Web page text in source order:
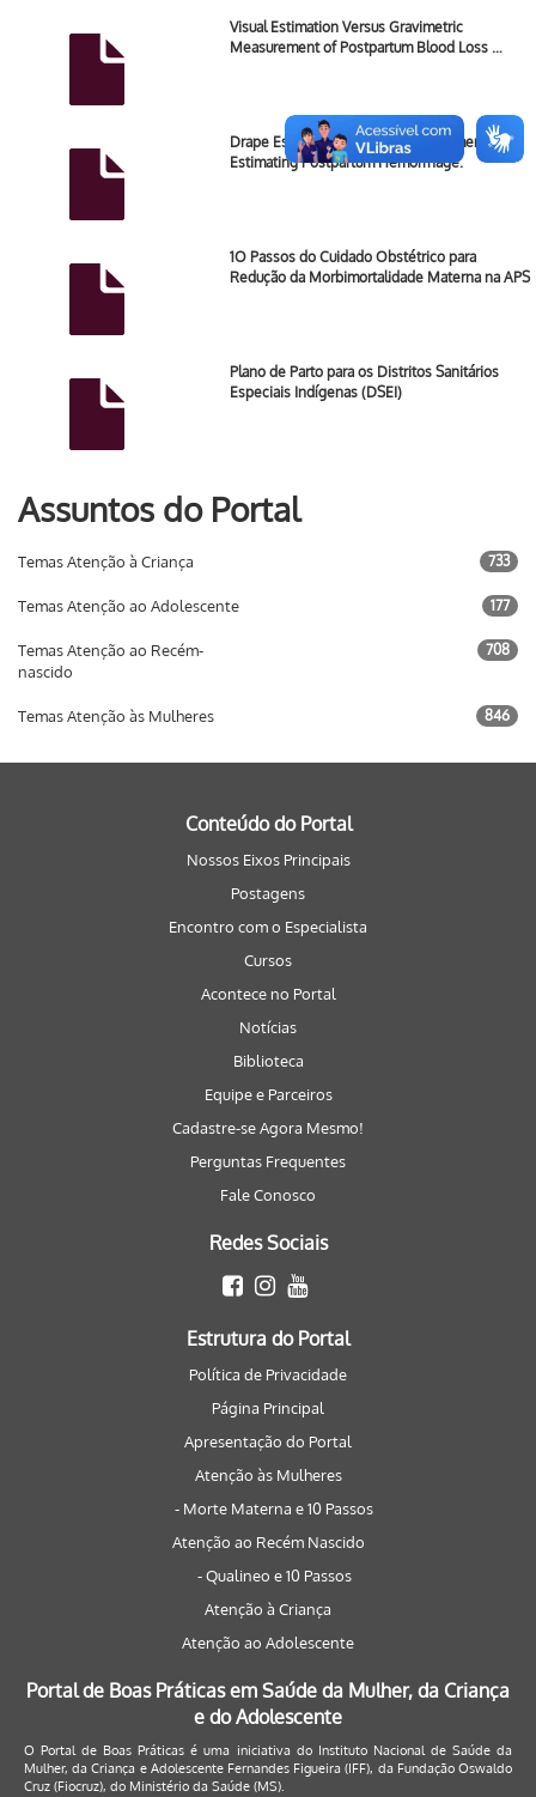
Visual Estimation Versus Gravimetric
Measurement of Postpartum Blood Loss …
Drape Estimation vs. Visual Assessment for
Estimating Postpartum Hemorrhage.
1O Passos do Cuidado Obstétrico para
Redução da Morbimortalidade Materna na APS
Plano de Parto para os Distritos Sanitários
Especiais Indígenas (DSEI)
Assuntos do Portal
Temas Atenção à Criança 733
Temas Atenção ao Adolescente 177
Temas Atenção ao Recém-
nascido
708
Temas Atenção às Mulheres 846
Conteúdo do Portal
Nossos Eixos Principais
Postagens
Encontro com o Especialista
Cursos
Acontece no Portal
Notícias
Biblioteca
Equipe e Parceiros
Cadastre-se Agora Mesmo!
Perguntas Frequentes
Fale Conosco
Redes Sociais
Estrutura do Portal
Política de Privacidade
Página Principal
Apresentação do Portal
Atenção às Mulheres
- Morte Materna e 10 Passos
Atenção ao Recém Nascido
- Qualineo e 10 Passos
Atenção à Criança
Atenção ao Adolescente
Portal de Boas Práticas em Saúde da Mulher, da Criança
e do Adolescente
O Portal de Boas Práticas é uma iniciativa do Instituto Nacional de Saúde da
Mulher, da Criança e Adolescente Fernandes Figueira (IFF), da Fundação Oswaldo
Cruz (Fiocruz), do Ministério da Saúde (MS).